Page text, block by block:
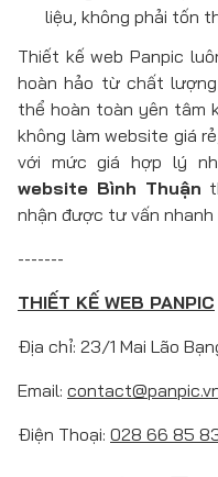
liệu, không phải tốn
Thiết kế web Panpic
hoàn hảo từ chất
thể hoàn toàn yên tâm
không làm website giá
với mức giá hợp lý
website Bình Thuận
nhận được tư vấn nhanh
-------
THIẾT KẾ WEB PANPIC
Địa chỉ: 23/1 Mai Lão
Email:
Điện Thoại: 028 66 85